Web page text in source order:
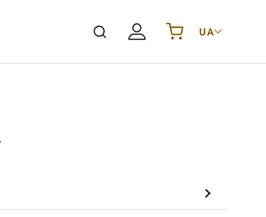
UA
UA Українська